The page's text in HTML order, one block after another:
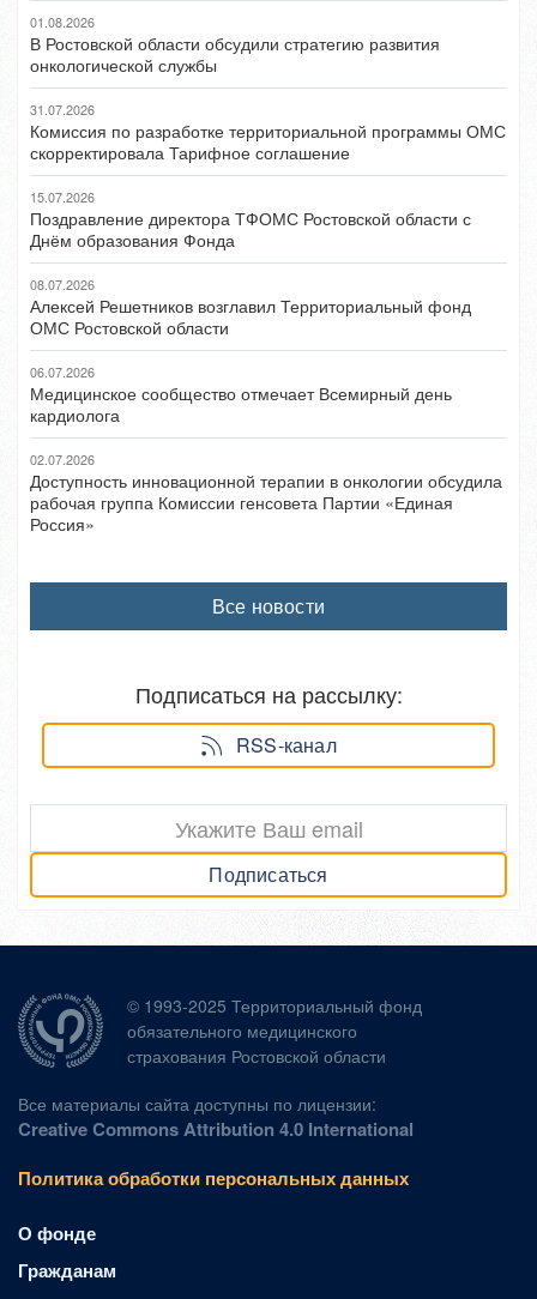
01.08.2026
В Ростовской области обсудили стратегию развития
онкологической службы
31.07.2026
Комиссия по разработке территориальной программы ОМС
скорректировала Тарифное соглашение
15.07.2026
Поздравление директора ТФОМС Ростовской области с
Днём образования Фонда
08.07.2026
Алексей Решетников возглавил Территориальный фонд
ОМС Ростовской области
06.07.2026
Медицинское сообщество отмечает Всемирный день
кардиолога
02.07.2026
Доступность инновационной терапии в онкологии обсудила
рабочая группа Комиссии генсовета Партии «Единая
Россия»
Все новости
Подписаться на рассылку:
RSS-канал
Подписаться
© 1993-2025 Территориальный фонд
обязательного медицинского
страхования Ростовской области
Все материалы сайта доступны по лицензии:
Creative Commons Attribution 4.0 International
Политика обработки персональных данных
О фонде
Гражданам